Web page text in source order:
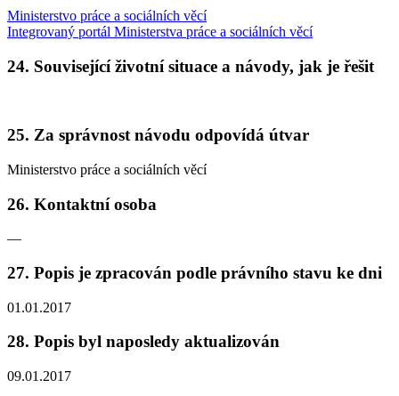
Ministerstvo práce a sociálních věcí
Integrovaný portál Ministerstva práce a sociálních věcí
24. Související životní situace a návody, jak je řešit
25. Za správnost návodu odpovídá útvar
Ministerstvo práce a sociálních věcí
26. Kontaktní osoba
—
27. Popis je zpracován podle právního stavu ke dni
01.01.2017
28. Popis byl naposledy aktualizován
09.01.2017